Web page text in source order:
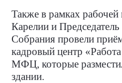
Также в рамках рабочей
Карелии и Председатель
Собрания провели
кадровый центр
МФЦ, которые
здании.